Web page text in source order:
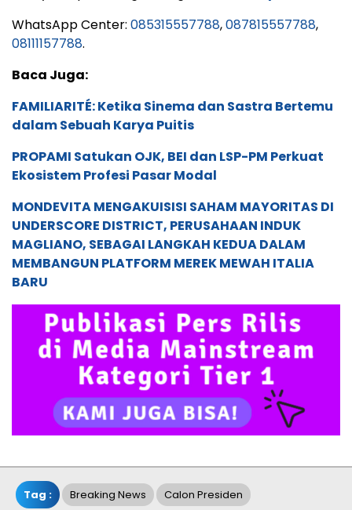
WhatsApp Center: 085315557788,087815557788,
08111157788.
Baca Juga:
FAMILIARITÉ: Ketika Sinema dan Sastra Bertemu
dalam Sebuah Karya Puitis
PROPAMI Satukan OJK, BEI dan LSP-PM Perkuat
Ekosistem Profesi Pasar Modal
MONDEVITA MENGAKUISISI SAHAM MAYORITAS DI
UNDERSCORE DISTRICT, PERUSAHAAN INDUK
MAGLIANO, SEBAGAI LANGKAH KEDUA DALAM
MEMBANGUN PLATFORM MEREK MEWAH ITALIA
BARU
Tag : Breaking News Calon Presiden